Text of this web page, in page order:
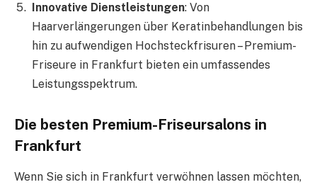
Innovative Dienstleistungen: Von
Haarverlängerungen über Keratinbehandlungen bis
hin zu aufwendigen Hochsteckfrisuren – Premium-
Friseure in Frankfurt bieten ein umfassendes
Leistungsspektrum.
Die besten Premium-Friseursalons in
Frankfurt
Wenn Sie sich in Frankfurt verwöhnen lassen möchten,